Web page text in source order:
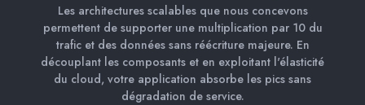
Les architectures scalables que nous concevons
permettent de supporter une multiplication par 10 du
trafic et des données sans réécriture majeure. En
découplant les composants et en exploitant l'élasticité
du cloud, votre application absorbe les pics sans
dégradation de service.